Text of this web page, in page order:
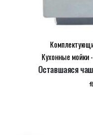
Кухонные мойки
Оставшаяся